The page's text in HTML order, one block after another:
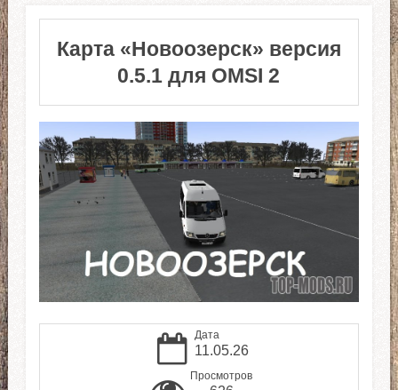
Карта «Новоозерск» версия
0.5.1 для OMSI 2
Дата
11.05.26
Просмотров